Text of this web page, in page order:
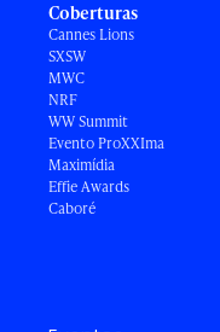
Coberturas
Cannes Lions
SXSW
MWC
NRF
WW Summit
Evento ProXXIma
Maximídia
Effie Awards
Caboré